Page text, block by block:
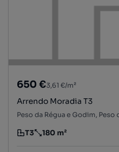
650 €3,61 €/m²
Arrendo Moradia T3
Peso da Régua e Godim, Peso
Tipologia
T3
Preço por metro quadrado
180 m²